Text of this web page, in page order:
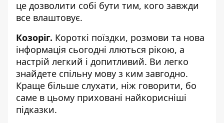
це дозволити собі бути тим, кого завжди
все влаштовує.
Козоріг. Короткі поїздки, розмови та нова
інформація сьогодні ллються рікою, а
настрій легкий і допитливий. Ви легко
знайдете спільну мову з ким завгодно.
Краще більше слухати, ніж говорити, бо
саме в цьому приховані найкорисніші
підказки.